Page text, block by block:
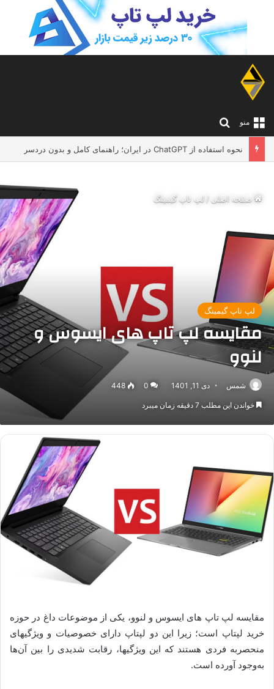
منو
نحوه استفاده از ChatGPT در ایران؛ راهنمای کامل و بدون دردسر
صفحه اصلی /لپ تاپ گیمینگ
لپ تاپ گیمینگ
مقایسه لپ تاپ های ایسوس و
لنوو
شمس دی 11, 1401 0
448
خواندن این مطلب 7 دقیقه زمان میبرد
مقایسه لپ تاپ های ایسوس و لنوو، یکی از موضوعات داغ در حوزه
خرید لپ­تاپ است؛ زیرا این دو لپ­تاپ دارای خصوصیات و ویژگی­های
منحصربه ­فردی هستند که این ویژگی­ها، رقابت شدیدی را بین آن‌ها
به‌وجود آورده است.